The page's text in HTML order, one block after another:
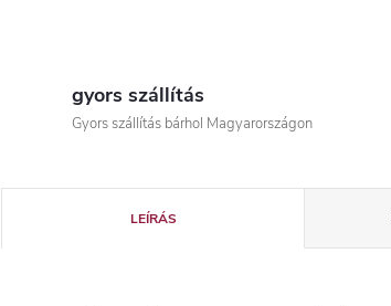
gyors szállítás
Gyors szállítás bárhol Magyarországon
LEÍRÁS